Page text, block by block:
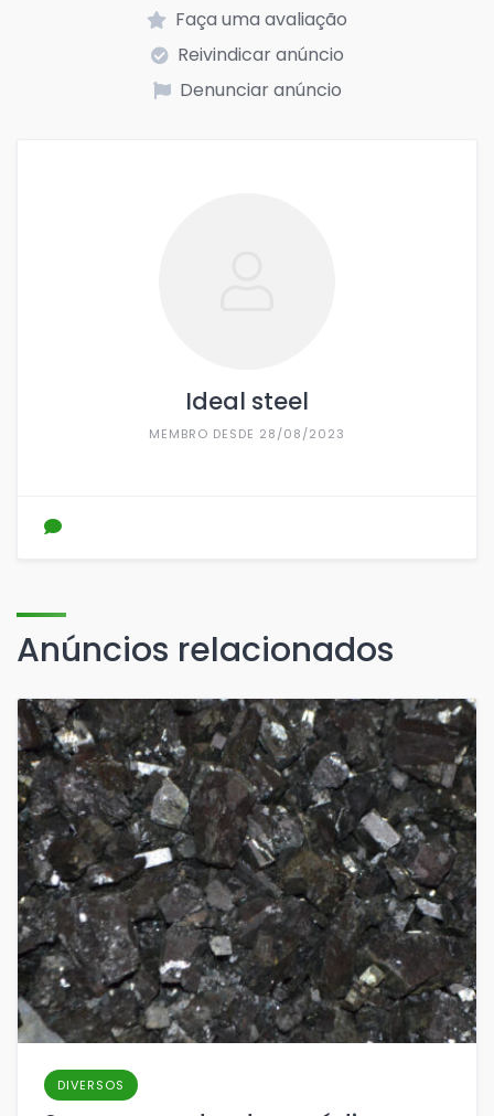
Faça uma avaliação
Reivindicar anúncio
Denunciar anúncio
Ideal steel
MEMBRO DESDE 28/08/2023
Anúncios relacionados
DIVERSOS